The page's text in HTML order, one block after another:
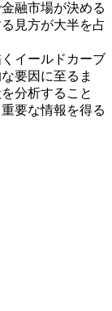
融市場が決める
見方が大半を占
イールドカーブ
要因に至るま
分析すること
要な情報を得る